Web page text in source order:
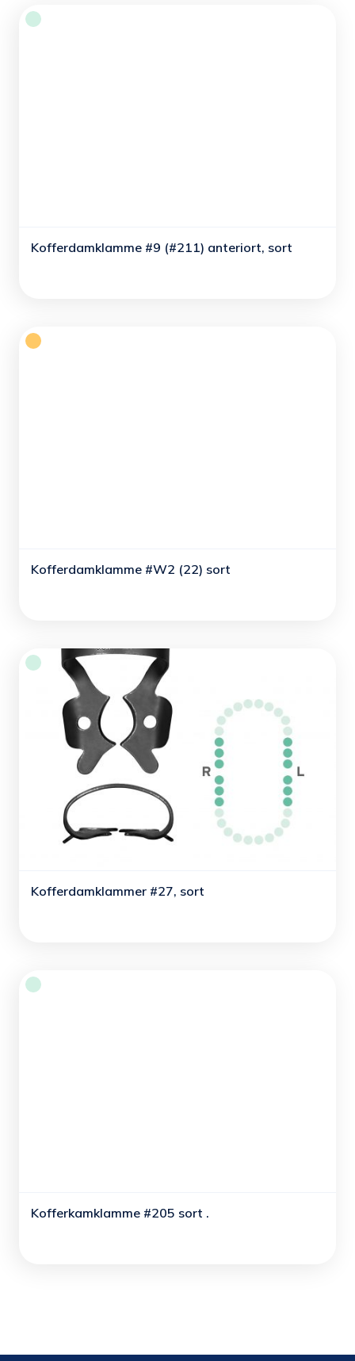
Kofferdamklamme #9 (#211) anteriort, sort
Kofferdamklamme #W2 (22) sort
Kofferdamklammer #27, sort
Kofferkamklamme #205 sort .